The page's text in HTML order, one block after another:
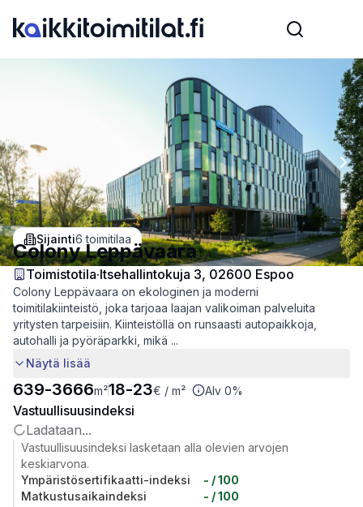
Previous slide
Sijainti6 toimitilaa
Colony Leppävaara
Toimistotila·Itsehallintokuja 3, 02600 Espoo
Colony Leppävaara on ekologinen ja moderni
toimitilakiinteistö, joka tarjoaa laajan valikoiman palveluita
yritysten tarpeisiin. Kiinteistöllä on runsaasti autopaikkoja,
autohalli ja pyöräparkki, mikä ...
Näytä lisää
639-3666m²18-23€ / m² Alv 0%
Vastuullisuusindeksi
Ladataan...
Vastuullisuusindeksi lasketaan alla olevien arvojen
keskiarvona.
Ympäristösertifikaatti-indeksi
- / 100
Matkustusaikaindeksi
- / 100